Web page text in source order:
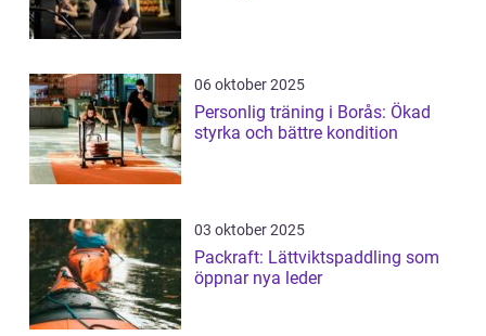
06 oktober 2025
Personlig träning i Borås: Ökad
styrka och bättre kondition
03 oktober 2025
Packraft: Lättviktspaddling som
öppnar nya leder